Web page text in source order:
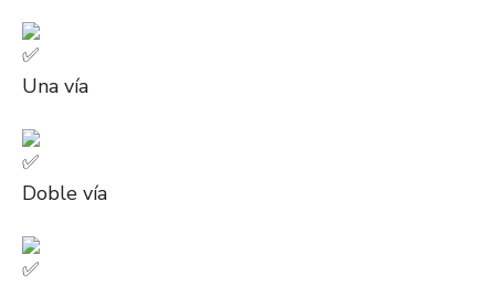
Una vía
Doble vía